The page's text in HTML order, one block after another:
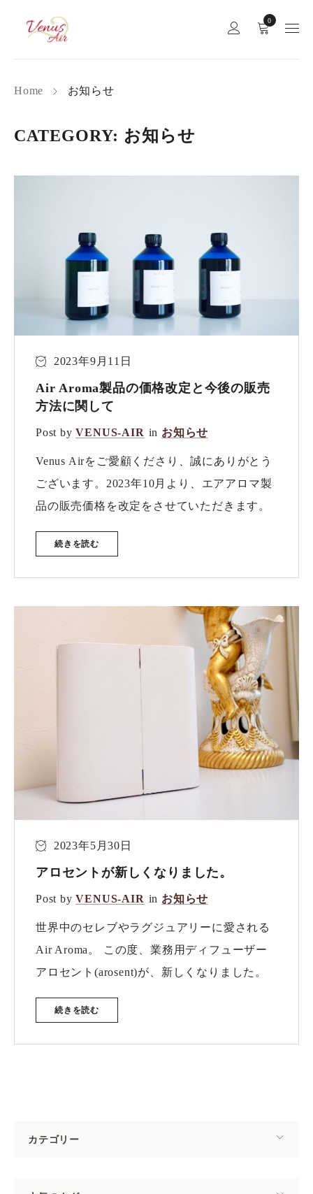
0
Home お知らせ
CATEGORY: お知らせ
2023年9月11日
Air Aroma製品の価格改定と今後の販売
方法に関して
Post byVENUS-AIR in お知らせ
Venus Airをご愛顧くださり、誠にありがとう
ございます。2023年10月より、エアアロマ製
品の販売価格を改定をさせていただきます。
続きを読む
2023年5月30日
アロセントが新しくなりました。
Post byVENUS-AIR in お知らせ
世界中のセレブやラグジュアリーに愛される
Air Aroma。 この度、業務用ディフューザー
アロセント(arosent)が、新しくなりました。
続きを読む
カテゴリー